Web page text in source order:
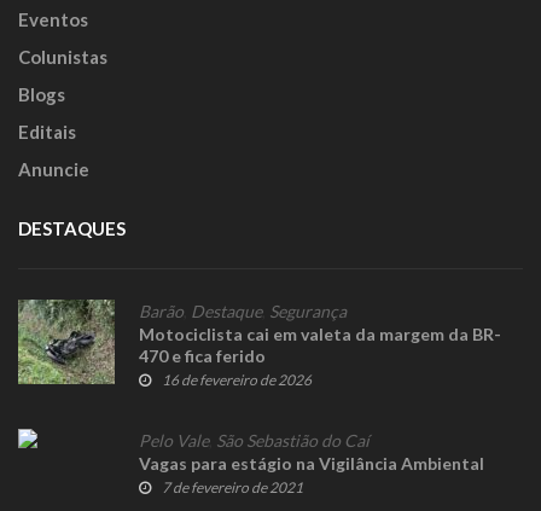
Eventos
Colunistas
Blogs
Editais
Anuncie
DESTAQUES
Barão Destaque, Segurança
Motociclista cai em valeta da margem da BR-
470 e fica ferido
16 de fevereiro de 2026
Pelo Vale, São Sebastião do Caí
Vagas para estágio na Vigilância Ambiental
7 de fevereiro de 2021